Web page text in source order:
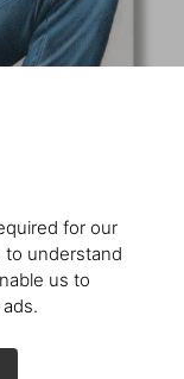
for our
understand
us to